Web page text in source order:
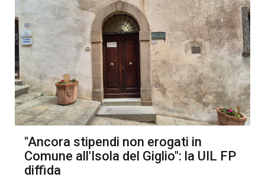
"Ancora stipendi non erogati in
Comune all'Isola del Giglio": la UIL FP
diffida